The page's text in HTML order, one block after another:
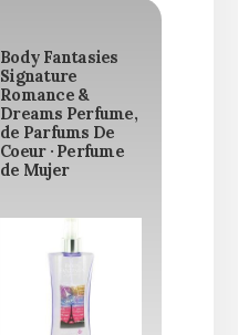
Body Fantasies
Signature
Romance &
Dreams Perfume,
de Parfums De
Coeur · Perfume
de Mujer